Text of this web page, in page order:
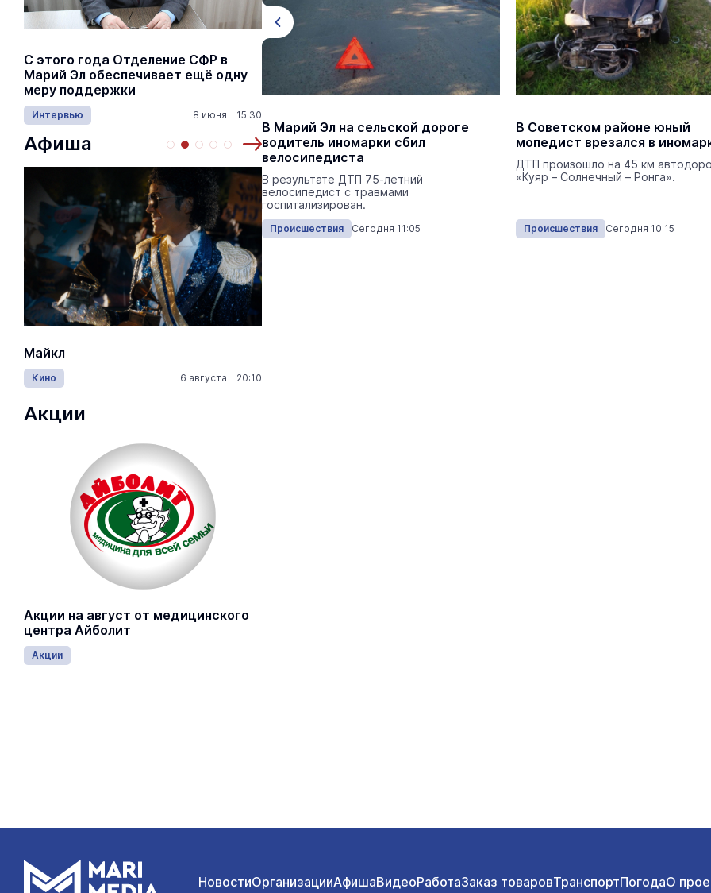
С этого года Отделение СФР в
Марий Эл обеспечивает ещё одну
меру поддержки
Интервью 8 июня 15:30
Алексей Ямаев о премьере в театре
Шкетана: «Для меня не бывает
лёгких спектаклей»
Как узнать на законных
кто собственник
Афиша
Майкл
Кино 6 августа 20:10
Акции
Акции на август от медицинского
центра Айболит
Акции
Жительница Марий Эл вступила в
домовой чат и потеряла 1,6 млн
рублей
Приглашение поступило в одном из
мессенджеров.
Происшествия Сегодня 15:40
В Марий Эл на сельской дороге
водитель иномарки сбил
велосипедиста
В результате ДТП 75-летний
велосипедист с травмами
госпитализирован.
Происшествия Сегодня 11:05
В Советском районе юный
мопедист врезался в
ДТП произошло на 45 км
«Куяр – Солнечный – Ронга».
Происшествия Сегодня 10:15
Выпускники ведомственных
Общество
НовостиОрганизацииАфишаВидеоРаботаЗаказ товаровТранспортПогодаО